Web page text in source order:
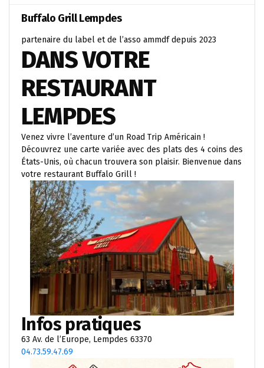
Buffalo Grill Lempdes
partenaire du label et de l’asso ammdf depuis 2023
DANS VOTRE
RESTAURANT
LEMPDES
Venez vivre l’aventure d’un Road Trip Américain !
Découvrez une carte variée avec des plats des 4 coins des
États-Unis, où chacun trouvera son plaisir. Bienvenue dans
votre restaurant Buffalo Grill !
Infos pratiques
63 Av. de l’Europe, Lempdes 63370
04.73.59.47.69